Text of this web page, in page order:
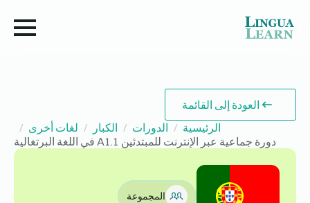
العودة إلى القائمة
الرئيسية
الدورات الكبار
لغات أخرى
دورة جماعية عبر الإنترنت للمبتدئين A1.1 في اللغة البرتغالية
المجموعة